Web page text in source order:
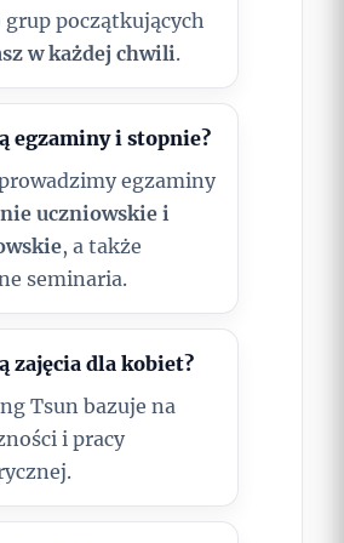
grup początkujących
w każdej chwili.
egzaminy i stopnie?
egzaminy
uczniowskie i
, a także
seminaria.
zajęcia dla kobiet?
Tsun bazuje na
i pracy